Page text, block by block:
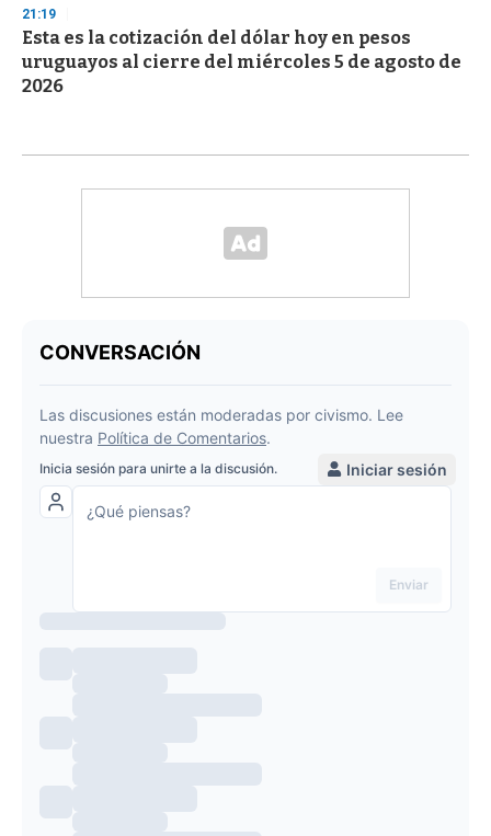
21:19
Esta es la cotización del dólar hoy en pesos
uruguayos al cierre del miércoles 5 de agosto de
2026